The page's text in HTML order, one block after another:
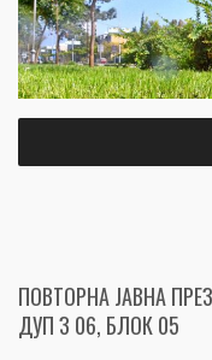
ПОВТОРНА ЈАВНА
ДУП З 06, БЛОК 05